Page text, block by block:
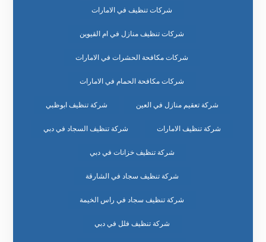
شركات تنظيف في الامارات
شركات تنظيف منازل في ام القيوين
شركات مكافحة الحشرات في الامارات
شركات مكافحة الحمام في الامارات
شركة تعقيم منازل في العين شركة تنظيف ابوظبي
شركة تنظيف الامارات شركة تنظيف السجاد في دبي
شركة تنظيف خزانات في دبي
شركة تنظيف سجاد في الشارقة
شركة تنظيف سجاد في راس الخيمة
شركة تنظيف فلل في دبي